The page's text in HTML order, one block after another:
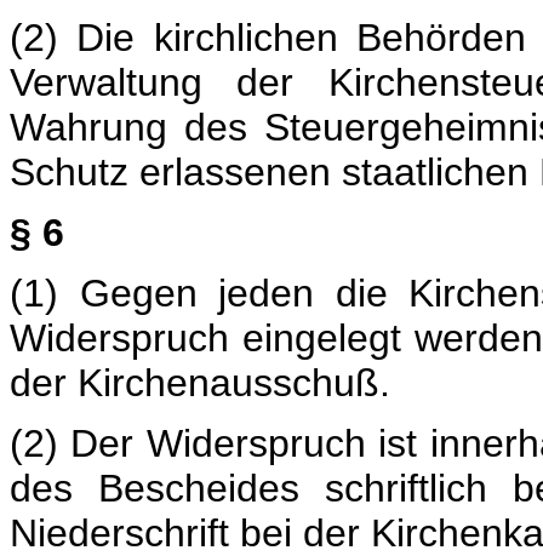
(2) Die kirchlichen
Verwaltung der
Wahrung des
Schutz erlassenen
§ 6
(1) Gegen jeden die
Widerspruch eingelegt
der Kirchenausschuß.
(2) Der Widerspruch ist
des Bescheides schriftlich
Niederschrift bei der